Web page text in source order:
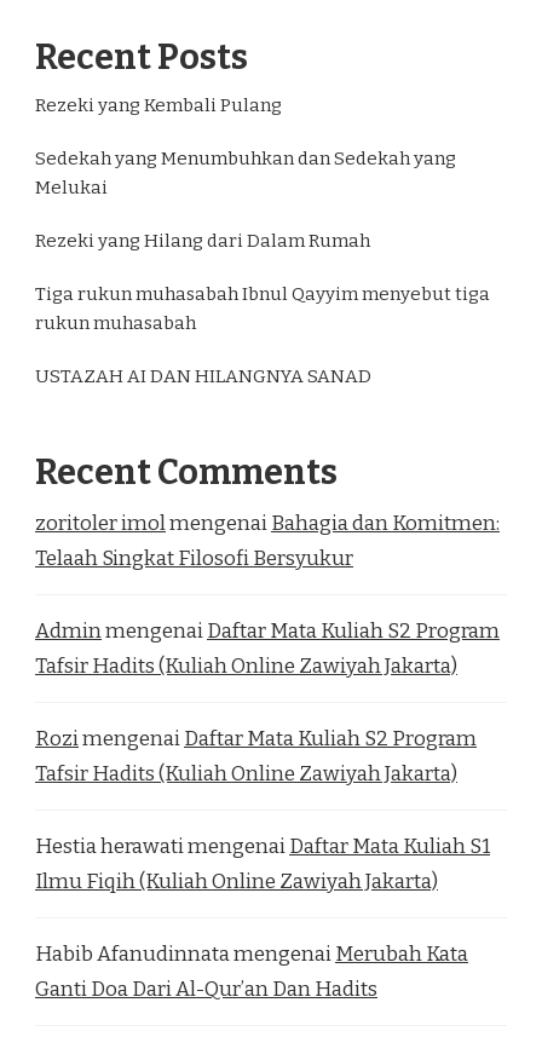
Recent Posts
Rezeki yang Kembali Pulang
Sedekah yang Menumbuhkan dan Sedekah yang
Melukai
Rezeki yang Hilang dari Dalam Rumah
Tiga rukun muhasabah Ibnul Qayyim menyebut tiga
rukun muhasabah
USTAZAH AI DAN HILANGNYA SANAD
Recent Comments
zoritoler imolmengenaiBahagia dan Komitmen:
Telaah Singkat Filosofi Bersyukur
AdminmengenaiDaftar Mata Kuliah S2 Program
Tafsir Hadits (Kuliah Online Zawiyah Jakarta)
RozimengenaiDaftar Mata Kuliah S2 Program
Tafsir Hadits (Kuliah Online Zawiyah Jakarta)
Hestia herawatimengenaiDaftar Mata Kuliah S1
Ilmu Fiqih (Kuliah Online Zawiyah Jakarta)
Habib AfanudinnatamengenaiMerubah Kata
Ganti Doa Dari Al-Qur’an Dan Hadits